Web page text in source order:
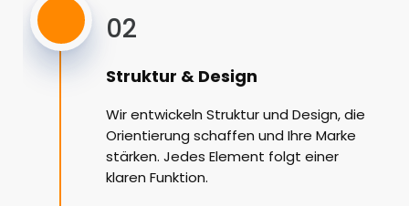
02
Struktur & Design
Wir entwickeln Struktur und Design, die
Orientierung schaffen und Ihre Marke
stärken. Jedes Element folgt einer
klaren Funktion.